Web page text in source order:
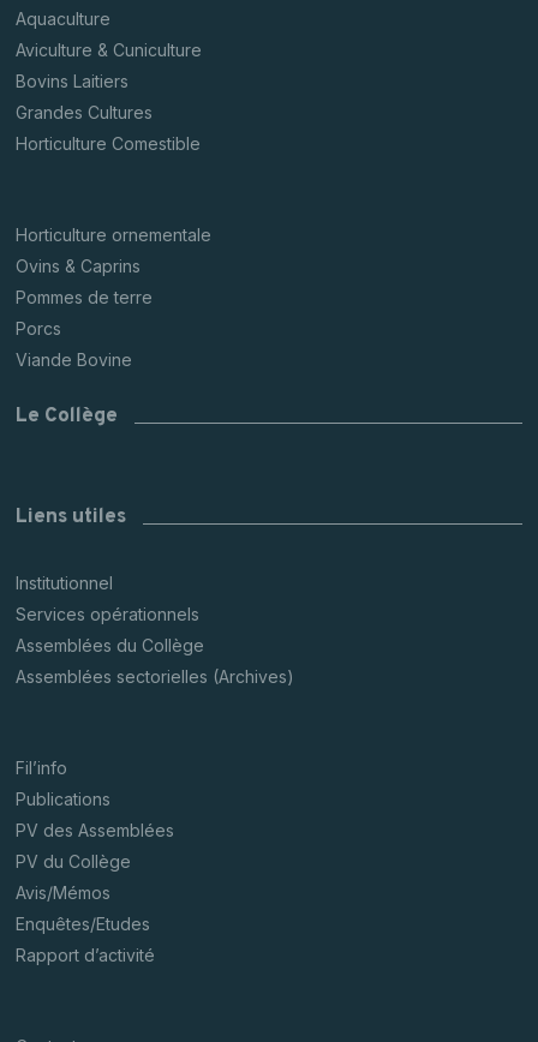
Aquaculture
Aviculture & Cuniculture
Bovins Laitiers
Grandes Cultures
Horticulture Comestible
Horticulture ornementale
Ovins & Caprins
Pommes de terre
Porcs
Viande Bovine
Le Collège
Liens utiles
Institutionnel
Services opérationnels
Assemblées du Collège
Assemblées sectorielles (Archives)
Fil’info
Publications
PV des Assemblées
PV du Collège
Avis/Mémos
Enquêtes/Etudes
Rapport d’activité